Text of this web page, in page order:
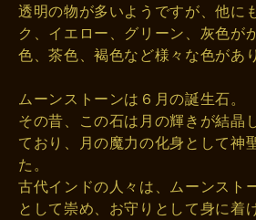
透明の物が多いようですが、他に
ク、イエロー、グリーン、灰色が
色、茶色、褐色など様々な色があ
ムーンストーンは６月の誕生石。
その昔、この石は月の輝きが結晶
ており、月の魔力の化身として神
た。
古代インドの人々は、ムーンスト
として崇め、お守りとして身に着